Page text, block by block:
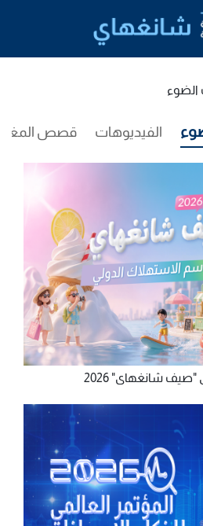
الضوء
الفيديوهات قصص
شانغهاي" 2026